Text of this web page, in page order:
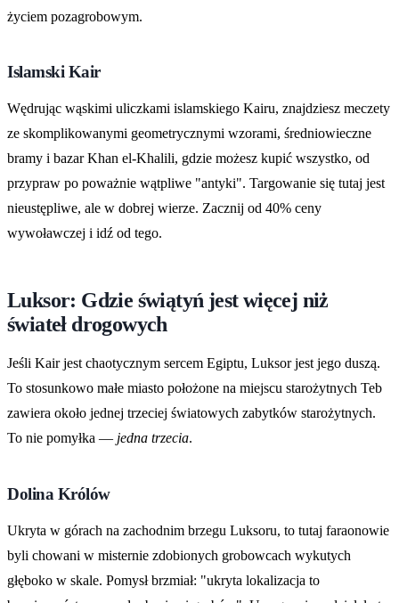
życiem pozagrobowym.
Islamski Kair
Wędrując wąskimi uliczkami islamskiego Kairu, znajdziesz meczety
ze skomplikowanymi geometrycznymi wzorami, średniowieczne
bramy i bazar Khan el-Khalili, gdzie możesz kupić wszystko, od
przypraw po poważnie wątpliwe "antyki". Targowanie się tutaj jest
nieustępliwe, ale w dobrej wierze. Zacznij od 40% ceny
wywoławczej i idź od tego.
Luksor: Gdzie świątyń jest więcej niż
świateł drogowych
Jeśli Kair jest chaotycznym sercem Egiptu, Luksor jest jego duszą.
To stosunkowo małe miasto położone na miejscu starożytnych Teb
zawiera około jednej trzeciej światowych zabytków starożytnych.
To nie pomyłka — jedna trzecia.
Dolina Królów
Ukryta w górach na zachodnim brzegu Luksoru, to tutaj faraonowie
byli chowani w misternie zdobionych grobowcach wykutych
głęboko w skale. Pomysł brzmiał: "ukryta lokalizacja to